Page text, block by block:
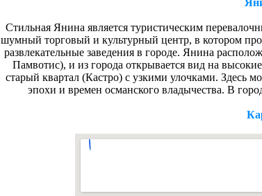
Стильная Янина является туристическим
шумный торговый и культурный центр, в котором
развлекательные заведения в городе. Янина
Памвотис), и из города открывается вид на
старый квартал (Кастро) с узкими улочками. Здесь
эпохи и времен османского владычества. В